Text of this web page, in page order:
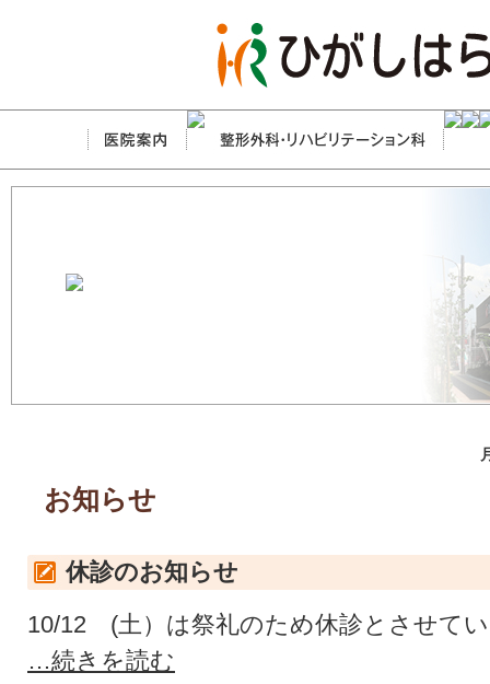
お知らせ
休診のお知らせ
10/12 (土）は祭礼のため休診とさせて
…続きを読む